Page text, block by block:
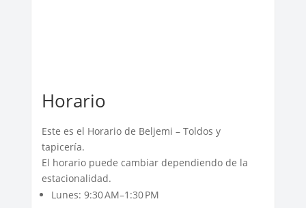
Horario
Este es el Horario de Beljemi – Toldos y
tapicería.
El horario puede cambiar dependiendo de la
estacionalidad.
Lunes: 9:30 AM–1:30 PM